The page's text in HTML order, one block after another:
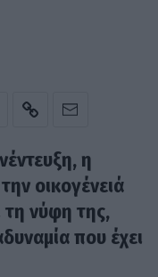
η
οικογένειά
τη νύφη της,
που έχει